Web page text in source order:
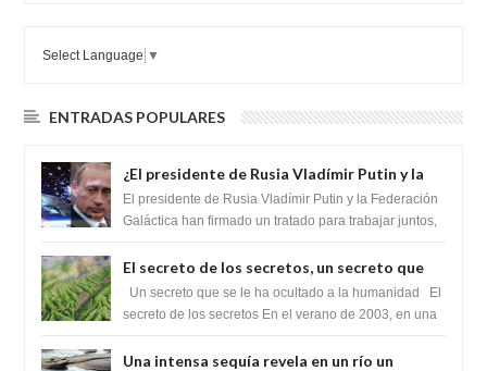
Select Language ▼
ENTRADAS POPULARES
¿El presidente de Rusia Vladímir Putin y la
Federación Galactica han firmado un
tratado para acabar con los Sionistas?
El presidente de Rusia Vladímir Putin y la Federación
Galáctica han firmado un tratado para trabajar juntos,
El secreto de los secretos, un secreto que
cambiaría por completo el destino de la
humanidad
Un secreto que se le ha ocultado a la humanidad El
secreto de los secretos En el verano de 2003, en una
Una intensa sequía revela en un río un